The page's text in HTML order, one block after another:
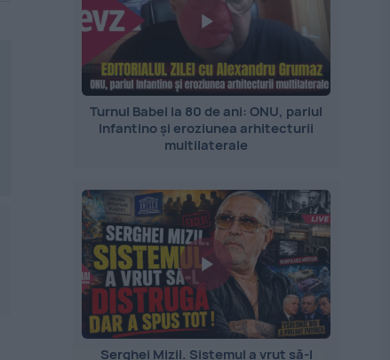
Turnul Babel la 80 de ani: ONU, pariul
Infantino și eroziunea arhitecturii
multilaterale
Serghei Mizil. Sistemul a vrut să-l